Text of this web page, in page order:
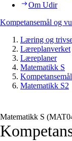
Om Udir
Kompetansemål og
Læring og
Læreplanverket
Læreplaner
Matematikk S
Matematikk S2
Matematikk S